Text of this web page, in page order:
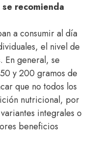
recomienda
a consumir al día
el nivel de
En general, se
y 200 gramos de
que no todos los
nutricional, por
integrales o
beneficios